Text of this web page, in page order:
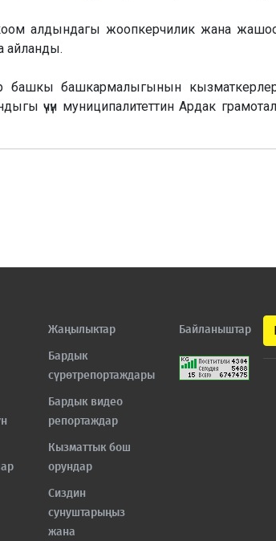
алдындагы жоопкерчилик жана
айланды.
башкармалыгынын
үчүн муниципалитеттин Ардак
Жаңылыктар
Бардык
сүрөтрепортаждары
Бардык видео
репортаждар
Кызматтык бош
орундар
Сиздин
сунуштарыңыз
жана
Байланыштар